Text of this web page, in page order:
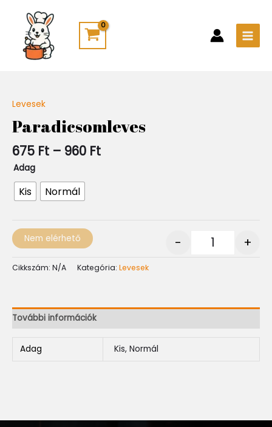
content
Levesek
Paradicsomleves
675 Ft – 960 Ft
675 Ft
-
960 Ft
Adag
Kis Normál
- +
Nem elérhető
Cikkszám: N/A Kategória: Levesek
További információk
Adag Kis, Normál